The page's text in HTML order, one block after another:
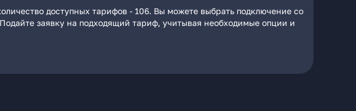
доступных тарифов - 106. Вы можете выбрать подключение со
заявку на подходящий тариф, учитывая необходимые опции и